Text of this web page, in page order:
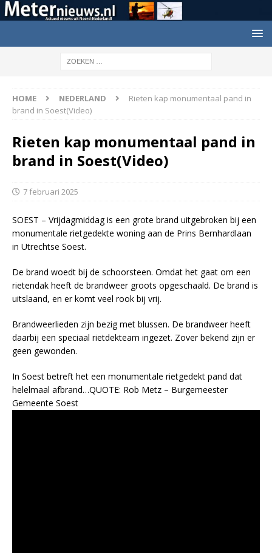
HOME NEDERLAND
Rieten kap monumentaal pand in
brand in Soest(Video)
Rieten kap monumentaal pand in
brand in Soest(Video)
7 februari 2025
SOEST – Vrijdagmiddag is een grote brand uitgebroken bij een
monumentale rietgedekte woning aan de Prins Bernhardlaan
in Utrechtse Soest.
De brand woedt bij de schoorsteen. Omdat het gaat om een
rietendak heeft de brandweer groots opgeschaald. De brand is
uitslaand, en er komt veel rook bij vrij.
Brandweerlieden zijn bezig met blussen. De brandweer heeft
daarbij een speciaal rietdekteam ingezet. Zover bekend zijn er
geen gewonden.
In Soest betreft het een monumentale rietgedekt pand dat
helelmaal afbrand…QUOTE: Rob Metz – Burgemeester
Gemeente Soest